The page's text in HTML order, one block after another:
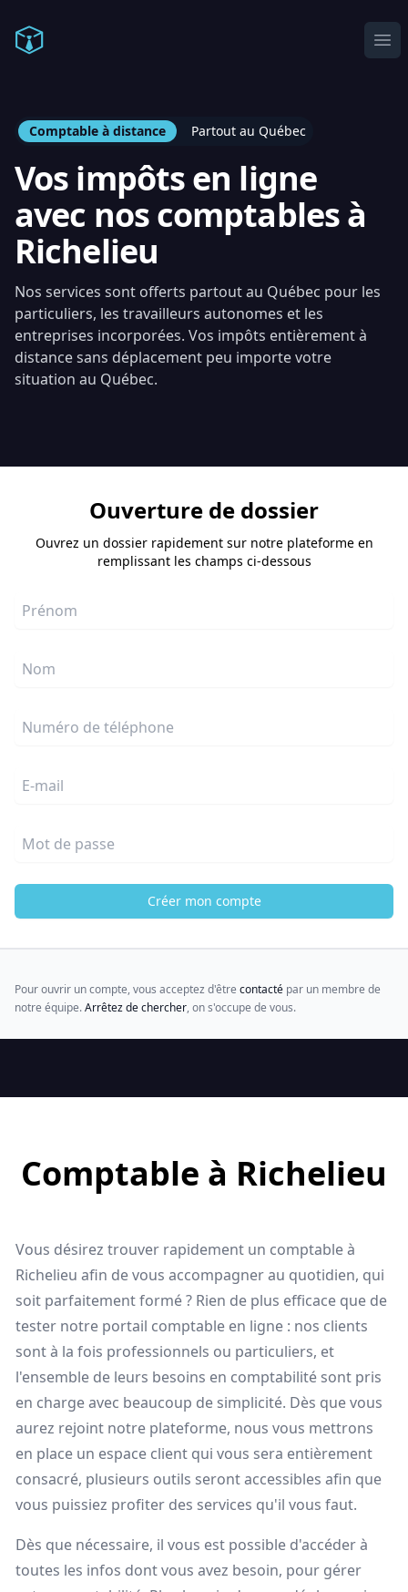
Comptable en ligne
Comptable à distance Partout au Québec
Vos impôts en ligne
avec nos comptables à
Richelieu
Nos services sont offerts partout au Québec pour les
particuliers, les travailleurs autonomes et les
entreprises incorporées. Vos impôts entièrement à
distance sans déplacement peu importe votre
situation au Québec.
Ouverture de dossier
Ouvrez un dossier rapidement sur notre plateforme en
remplissant les champs ci-dessous
Prénom
Nom
Numéro de téléphone
E-mail
Mot de passe
Créer mon compte
Pour ouvrir un compte, vous acceptez d'être contacté par un membre de
notre équipe.Arrêtez de chercher, on s'occupe de vous.
Comptable à Richelieu
Vous désirez trouver rapidement un comptable à
Richelieu afin de vous accompagner au quotidien, qui
soit parfaitement formé ? Rien de plus efficace que de
tester notre portail comptable en ligne : nos clients
sont à la fois professionnels ou particuliers, et
l'ensemble de leurs besoins en comptabilité sont pris
en charge avec beaucoup de simplicité. Dès que vous
aurez rejoint notre plateforme, nous vous mettrons
en place un espace client qui vous sera entièrement
consacré, plusieurs outils seront accessibles afin que
vous puissiez profiter des services qu'il vous faut.
Dès que nécessaire, il vous est possible d'accéder à
toutes les infos dont vous avez besoin, pour gérer